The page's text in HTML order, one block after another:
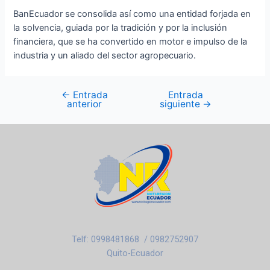
BanEcuador se consolida así como una entidad forjada en
la solvencia, guiada por la tradición y por la inclusión
financiera, que se ha convertido en motor e impulso de la
industria y un aliado del sector agropecuario.
← Entrada
anterior
Entrada
siguiente →
Telf: 0998481868 / 0982752907
Quito-Ecuador